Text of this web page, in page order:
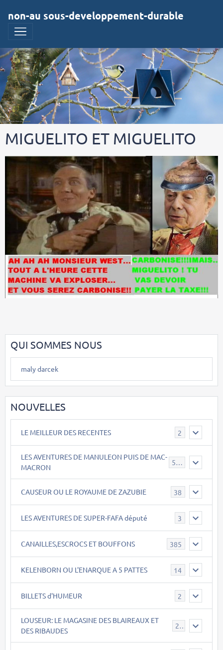
non-au sous-developpement-durable
MIGUELITO ET MIGUELITO
QUI SOMMES NOUS
maly darcek
NOUVELLES
LE MEILLEUR DES RECENTES 2
LES AVENTURES DE MANULEON PUIS DE MAC-
MACRON
543
CAUSEUR OU LE ROYAUME DE ZAZUBIE 38
LES AVENTURES DE SUPER-FAFA député 3
CANAILLES,ESCROCS ET BOUFFONS 385
KELENBORN OU L'ENARQUE A 5 PATTES 14
BILLETS d'HUMEUR 2
LOUSEUR: LE MAGASINE DES BLAIREAUX ET
DES RIBAUDES
21